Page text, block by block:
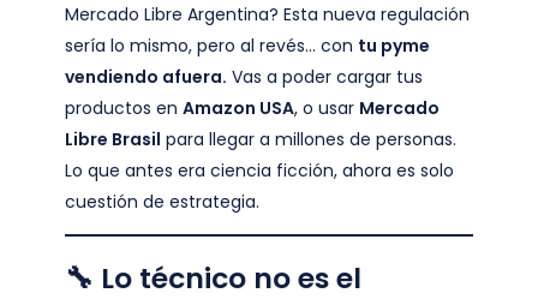
Mercado Libre Argentina? Esta nueva regulación
sería lo mismo, pero al revés… con tu pyme
vendiendo afuera. Vas a poder cargar tus
productos en Amazon USA, o usar Mercado
Libre Brasil para llegar a millones de personas.
Lo que antes era ciencia ficción, ahora es solo
cuestión de estrategia.
🔧 Lo técnico no es el